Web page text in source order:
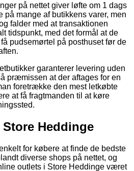
på nettet giver løfte om 1 dags
på mange af butikkens varer, men
falder med at transaktionen
tidspunkt, med det formål at de
pudsemørtel på posthuset før de
garanterer levering uden
præmissen at der aftages for en
foretrække den mest letkøbte
at få fragtmanden til at køre
Heddinge
for købere at finde de bedste
diverse shops på nettet, og
outlets i Store Heddinge været